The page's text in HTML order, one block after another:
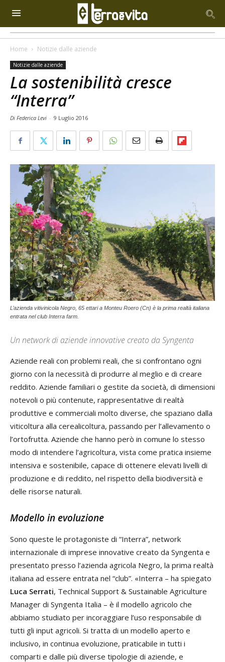
Home Notizie dalle aziende
Notizie dalle aziende
La sostenibilità cresce
“Interra”
Di Federica Levi - 9 Luglio 2016
L’azienda vitivinicola Negro, 65 ettari a Monteu Roero (Cn) è la prima realtà italiana
entrata nel club Interra farm.
Un network di aziende innovative creato da Syngenta
Aziende reali con problemi reali, che si confrontano ogni
giorno con la necessità di produrre al meglio e di creare
reddito. Aziende familiari o gestite da società, di dimensioni
notevoli o più contenute, rappresentative di realtà
produttive e commerciali molto diverse, che spaziano dalla
viticoltura alla cerealicoltura, passando per l’allevamento o
l’ortofrutta. Aziende che hanno però in comune lo stesso
modo di intendere l’agricoltura, vista come pratica insieme
intensiva e sostenibile, capace di ottenere elevati livelli di
produzione e di reddito, nel rispetto della biodiversità e
delle risorse naturali.
Modello in evoluzione
Sono queste le protagoniste di “Interra”, network
internazionale di imprese innovative creato da Syngenta e
presentato presso l’azienda agricola Negro, la prima realtà
italiana ad essere entrata nel “club”. «Interra – ha spiegato
Luca Serrati, Technical Support & Sustainable Agriculture
Manager di Syngenta Italia – è il modello agricolo che
abbiamo studiato per incoraggiare l’uso responsabile di
tutti gli input agricoli. Si tratta di un modello aperto e
inclusivo, in continua evoluzione, praticabile in tutti i
comparti e dalle più diverse tipologie di aziende, e